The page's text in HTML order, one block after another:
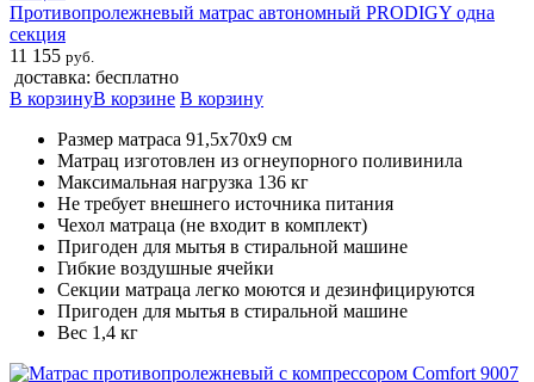
Противопролежневый матрас автономный PRODIGY одна
секция
11 155 руб.
доставка: бесплатно
В корзинуВ корзине В корзину
Размер матраса 91,5х70х9 см
Матрац изготовлен из огнеупорного поливинила
Максимальная нагрузка 136 кг
Не требует внешнего источника питания
Чехол матраца (не входит в комплект)
Пригоден для мытья в стиральной машине
Гибкие воздушные ячейки
Секции матраца легко моются и дезинфицируются
Пригоден для мытья в стиральной машине
Вес 1,4 кг